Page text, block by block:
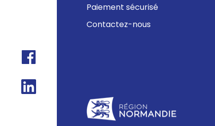
Paiement sécurisé
Contactez-nous